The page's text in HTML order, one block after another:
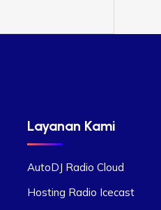
Layanan Kami
AutoDJ Radio Cloud
Hosting Radio Icecast